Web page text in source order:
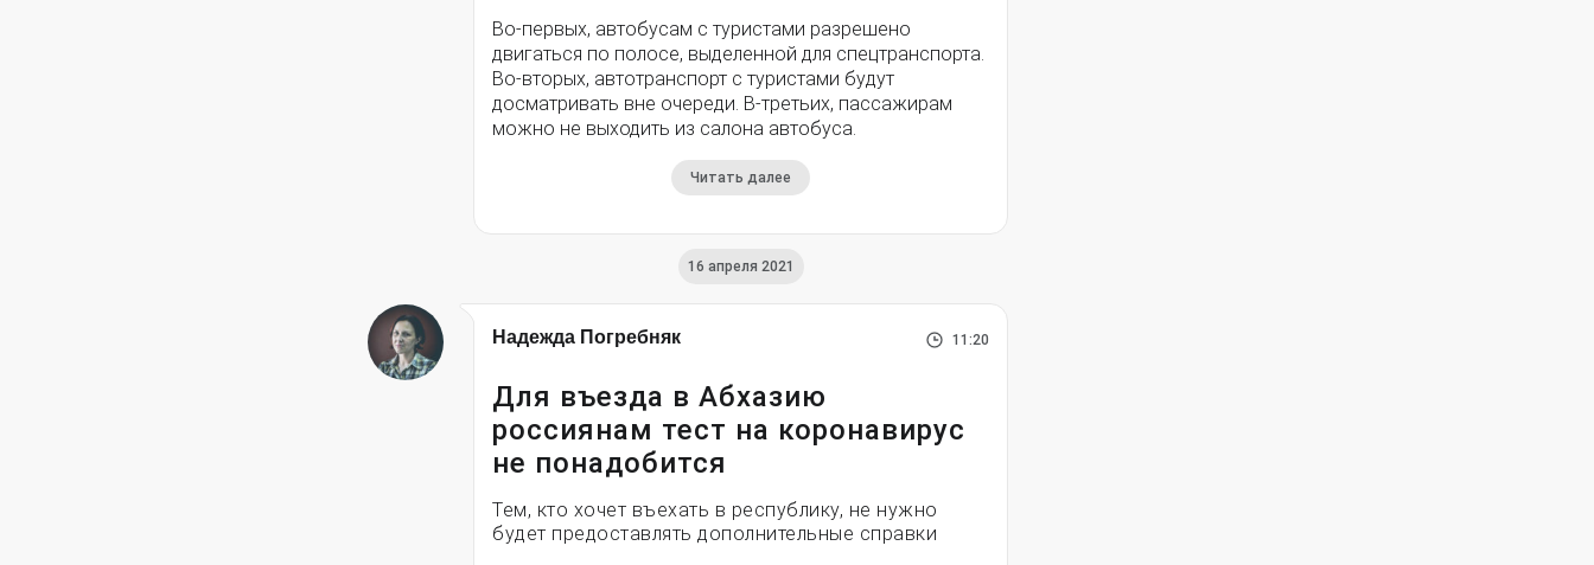
Во-первых, автобусам с туристами разрешено
двигаться по полосе, выделенной для спецтранспорта.
Во-вторых, автотранспорт с туристами будут
досматривать вне очереди. В-третьих, пассажирам
можно не выходить из салона автобуса.
Читать далее
16 апреля 2021
Надежда Погребняк 11:20
Для въезда в Абхазию
россиянам тест на коронавирус
не понадобится
Тем, кто хочет въехать в республику, не нужно
будет предоставлять дополнительные справки